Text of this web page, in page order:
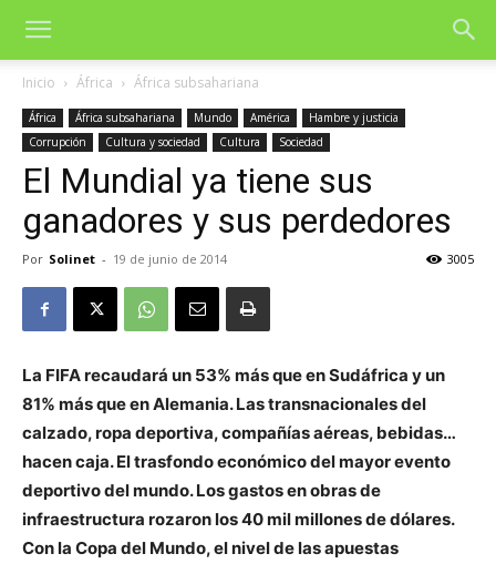
Inicio África África subsahariana
África África subsahariana Mundo América
Hambre y justicia
Corrupción
Cultura y sociedad Cultura Sociedad
El Mundial ya tiene sus
ganadores y sus perdedores
Por Solinet - 19 de junio de 2014 3005
La FIFA recaudará un 53% más que en Sudáfrica y un
81% más que en Alemania. Las transnacionales del
calzado, ropa deportiva, compañías aéreas, bebidas…
hacen caja. El trasfondo económico del mayor evento
deportivo del mundo. Los gastos en obras de
infraestructura rozaron los 40 mil millones de dólares.
Con la Copa del Mundo, el nivel de las apuestas